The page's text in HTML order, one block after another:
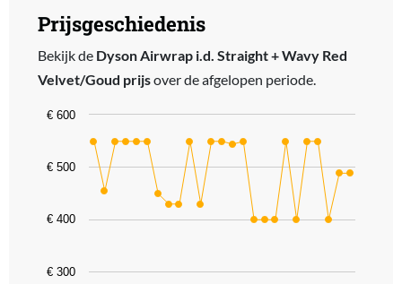
Prijsgeschiedenis
Bekijk de Dyson Airwrap i.d. Straight + Wavy Red
Velvet/Goud prijsover de afgelopen periode.
Chart
Line chart with 25 data points.
The chart has 1 X axis displaying categories.
The chart has 1 Y axis displaying values. Data ranges from 399 to
€ 300
€ 400
€ 500
€ 600